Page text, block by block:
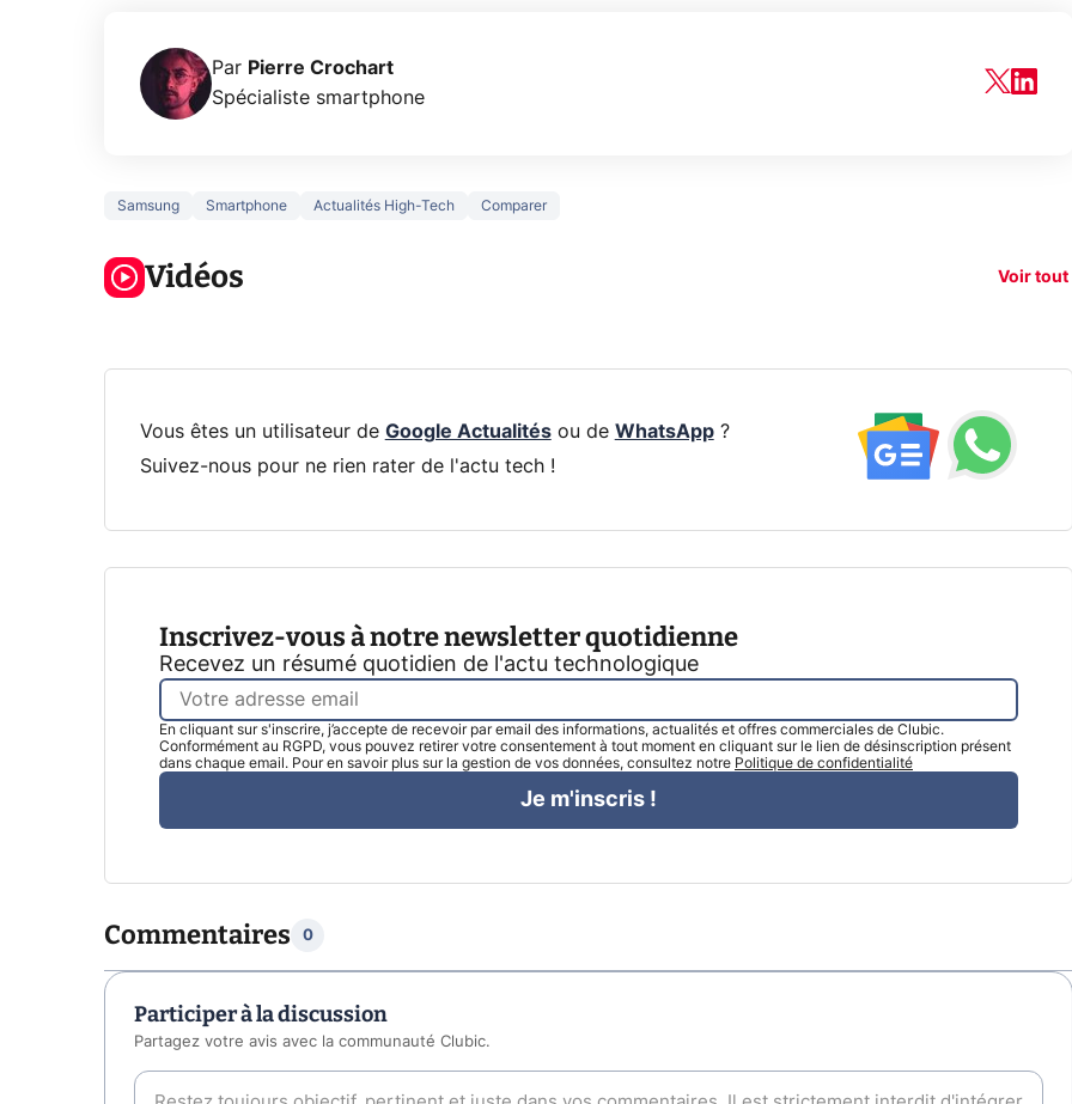
Par Pierre Crochart
Spécialiste smartphone
Samsung Smartphone Actualités High-Tech Comparer
Vidéos Voir tout
5 générations
la prochaine
Xbox !
Ce que vous
Vous êtes un utilisateur de Google Actualitésou de WhatsApp?
Suivez-nous pour ne rien rater de l'actu tech !
Inscrivez-vous à notre newsletter quotidienne
Recevez un résumé quotidien de l'actu technologique
En cliquant sur s'inscrire, j’accepte de recevoir par email des informations, actualités et offres commerciales de Clubic.
Conformément au RGPD, vous pouvez retirer votre consentement à tout moment en cliquant sur le lien de désinscription présent
dans chaque email. Pour en savoir plus sur la gestion de vos données, consultez notre Politique de confidentialité
Je m'inscris !
Commentaires 0
Participer à la discussion
Partagez votre avis avec la communauté Clubic.